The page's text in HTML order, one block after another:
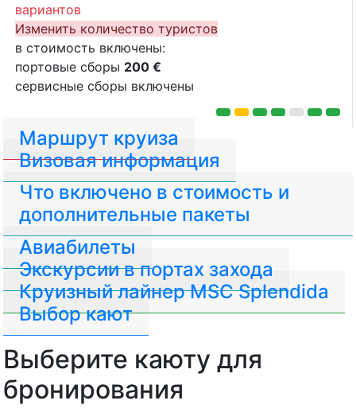
вариантов
Изменить количество туристов
в стоимость включены:
портовые сборы 200 €
сервисные сборы включены
Маршрут круиза
Визовая информация
Авиабилеты
Что включено в стоимость и
дополнительные пакеты
Экскурсии в портах захода
Круизный лайнер MSC Splendida
Выбор кают
Выберите каюту для
бронирования